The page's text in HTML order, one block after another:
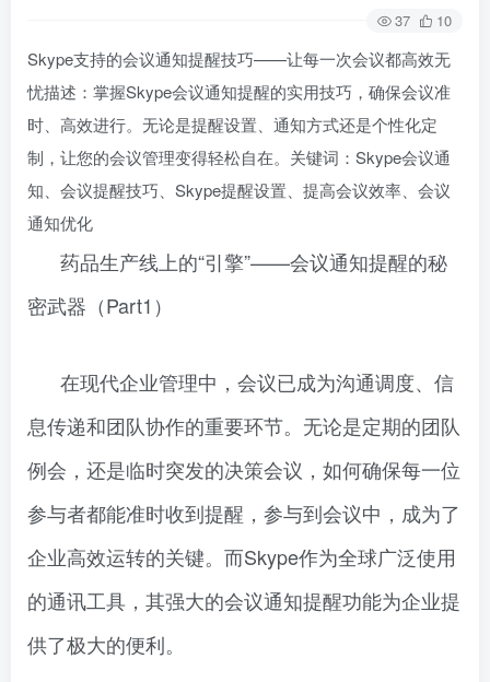
37 10
Skype支持的会议通知提醒技巧——让每一次会议都高效无
忧描述：掌握Skype会议通知提醒的实用技巧，确保会议准
时、高效进行。无论是提醒设置、通知方式还是个性化定
制，让您的会议管理变得轻松自在。关键词：Skype会议通
知、会议提醒技巧、Skype提醒设置、提高会议效率、会议
通知优化
药品生产线上的“引擎”——会议通知提醒的秘
密武器（Part1）
在现代企业管理中，会议已成为沟通调度、信
息传递和团队协作的重要环节。无论是定期的团队
例会，还是临时突发的决策会议，如何确保每一位
参与者都能准时收到提醒，参与到会议中，成为了
企业高效运转的关键。而Skype作为全球广泛使用
的通讯工具，其强大的会议通知提醒功能为企业提
供了极大的便利。